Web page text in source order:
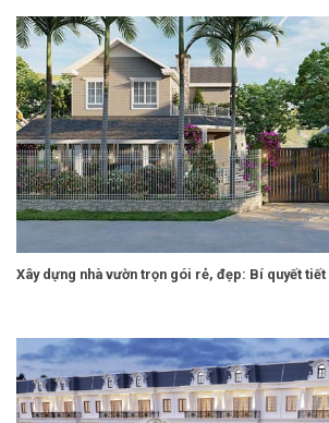
Xây dựng nhà vườn trọn gói rẻ, đẹp: Bí quyết tiết